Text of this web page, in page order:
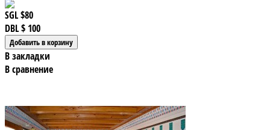
SGL$80
DBL$ 100
В закладки
В сравнение